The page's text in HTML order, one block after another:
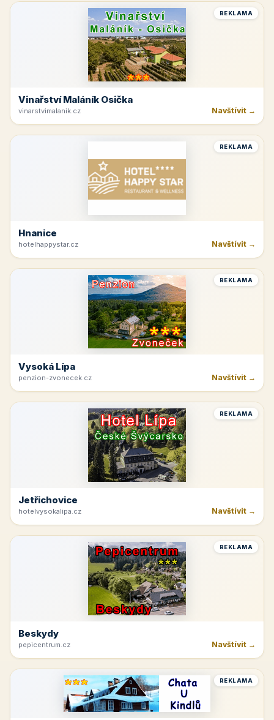
REKLAMA
Vinařství Maláník Osička
vinarstvimalanik.cz Navštívit →
REKLAMA
Hnanice
hotelhappystar.cz Navštívit →
REKLAMA
Vysoká Lípa
penzion-zvonecek.cz Navštívit →
REKLAMA
Jetřichovice
hotelvysokalipa.cz Navštívit →
REKLAMA
Beskydy
pepicentrum.cz Navštívit →
REKLAMA